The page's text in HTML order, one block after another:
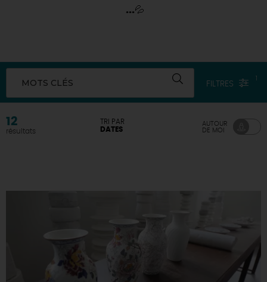
Programme des animations "Loiret au fil de l'eau"
DEMAIN
CETTE SEMAINE
...💦
MOTS CLÉS FILTRES
12
résultats
TRI PAR
DATES
AUTOUR
DE MOI